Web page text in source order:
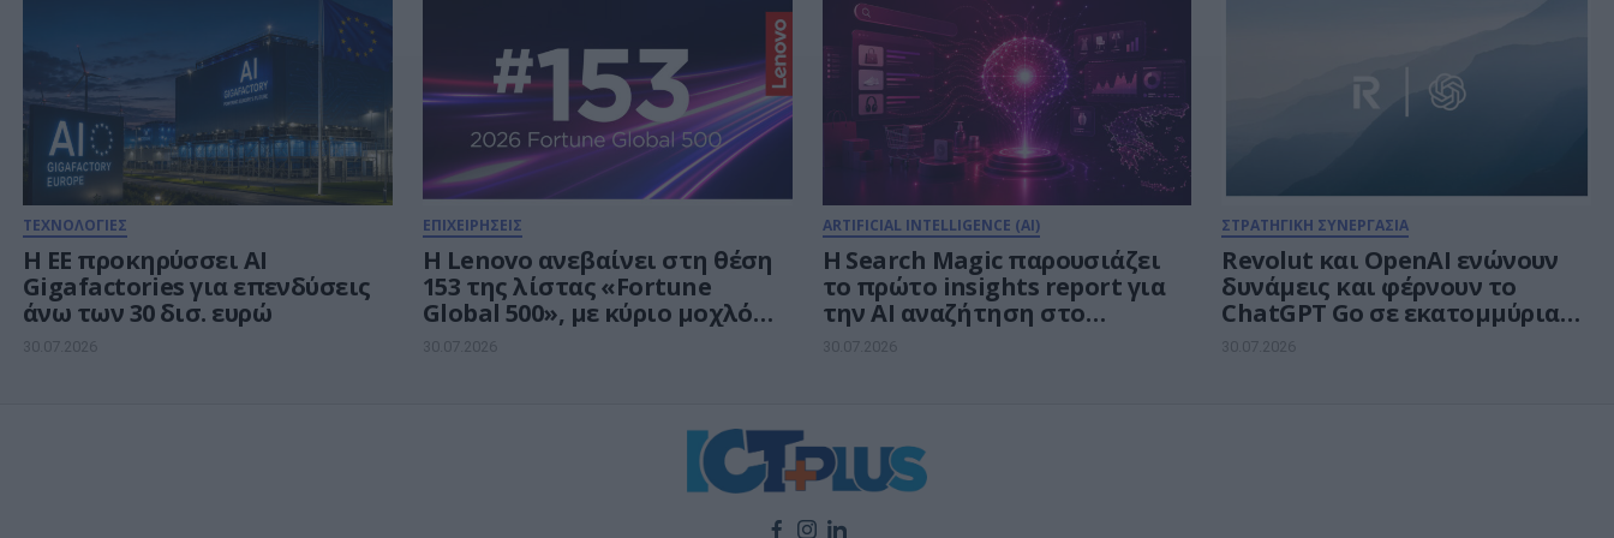
ΤΕΧΝΟΛΟΓΙΕΣ
Η ΕΕ προκηρύσσει AI
Gigafactories για επενδύσεις
άνω των 30 δισ. ευρώ
30.07.2026
ΕΠΙΧΕΙΡΗΣΕΙΣ
Η Lenovo ανεβαίνει στη θέση
153 της λίστας «Fortune
Global 500», με κύριο μοχλό
ανάπτυξης την Τεχνητή
30.07.2026
ARTIFICIAL INTELLIGENCE (AI)
Η Search Magic παρουσιάζει
το πρώτο insights report για
την AI αναζήτηση στο
ελληνικό e-commerce
30.07.2026
ΣΤΡΑΤΗΓΙΚΗ ΣΥΝΕΡΓΑΣΙΑ
Revolut και OpenAI ενώνουν
δυνάμεις και φέρνουν το
ChatGPT Go σε εκατομμύρια
πελάτες
30.07.2026